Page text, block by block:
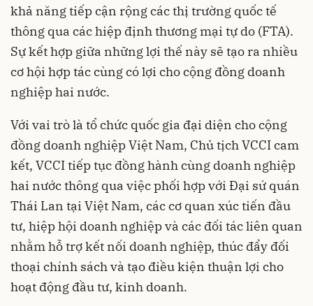
khả năng tiếp cận rộng các thị trường quốc tế
thông qua các hiệp định thương mại tự do (FTA).
Sự kết hợp giữa những lợi thế này sẽ tạo ra nhiều
cơ hội hợp tác cùng có lợi cho cộng đồng doanh
nghiệp hai nước.
Với vai trò là tổ chức quốc gia đại diện cho cộng
đồng doanh nghiệp Việt Nam, Chủ tịch VCCI cam
kết, VCCI tiếp tục đồng hành cùng doanh nghiệp
hai nước thông qua việc phối hợp với Đại sứ quán
Thái Lan tại Việt Nam, các cơ quan xúc tiến đầu
tư, hiệp hội doanh nghiệp và các đối tác liên quan
nhằm hỗ trợ kết nối doanh nghiệp, thúc đẩy đối
thoại chính sách và tạo điều kiện thuận lợi cho
hoạt động đầu tư, kinh doanh.